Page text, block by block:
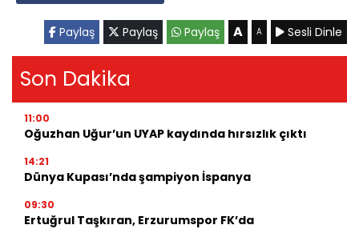
Paylaş Paylaş Paylaş A A Sesli Dinle
Son Dakika
11:00
Oğuzhan Uğur’un UYAP kaydında hırsızlık çıktı
14:21
Dünya Kupası’nda şampiyon İspanya
09:30
Ertuğrul Taşkıran, Erzurumspor FK’da